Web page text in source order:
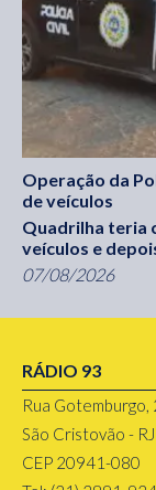
Operação da
de veículos
Quadrilha teria
veículos e
07/08/2026
RÁDIO 93
Rua Gotemburgo,
São Cristovão - RJ
CEP 20941-080